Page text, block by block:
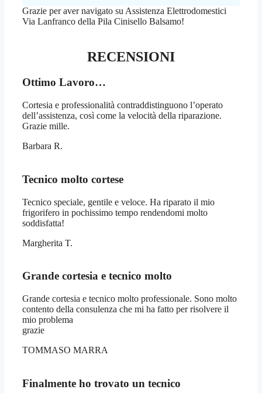
Grazie per aver navigato su Assistenza Elettrodomestici
Via Lanfranco della Pila Cinisello Balsamo!
RECENSIONI
Ottimo Lavoro…
Cortesia e professionalità contraddistinguono l’operato
dell’assistenza, così come la velocità della riparazione.
Grazie mille.
Barbara R.
Tecnico molto cortese
Tecnico speciale, gentile e veloce. Ha riparato il mio
frigorifero in pochissimo tempo rendendomi molto
soddisfatta!
Margherita T.
Grande cortesia e tecnico molto
Grande cortesia e tecnico molto professionale. Sono molto
contento della consulenza che mi ha fatto per risolvere il
mio problema
grazie
TOMMASO MARRA
Finalmente ho trovato un tecnico